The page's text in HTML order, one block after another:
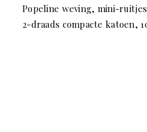
Popeline weving, mini-
2-draads compacte katoen,